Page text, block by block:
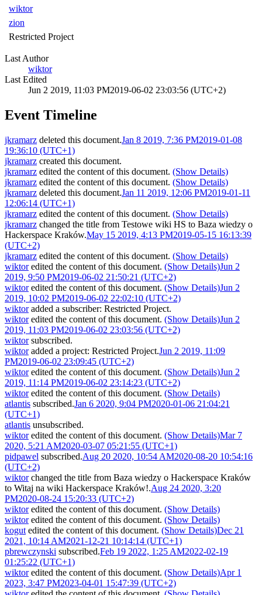
wiktor
zion
Restricted Project
Last Author
wiktor
Last Edited
Jun 2 2019, 11:03 PM2019-06-02 23:03:56 (UTC+2)
Event Timeline
jkramarz deleted this document.Jan 8 2019, 7:36 PM2019-01-08
19:36:10 (UTC+1)
jkramarz created this document.
jkramarz edited the content of this document. (Show Details)
jkramarz edited the content of this document. (Show Details)
jkramarz deleted this document.Jan 11 2019, 12:06 PM2019-01-11
12:06:14 (UTC+1)
jkramarz edited the content of this document. (Show Details)
jkramarz changed the title from Testowe wiki HS to Baza wiedzy o
Hackerspace Kraków.May 15 2019, 4:13 PM2019-05-15 16:13:39
(UTC+2)
jkramarz edited the content of this document. (Show Details)
wiktoredited the content of this document. (Show Details)Jun 2
2019, 9:50 PM2019-06-02 21:50:21 (UTC+2)
wiktoredited the content of this document. (Show Details)Jun 2
2019, 10:02 PM2019-06-02 22:02:10 (UTC+2)
wiktoradded a subscriber: Restricted Project.
wiktoredited the content of this document. (Show Details)Jun 2
2019, 11:03 PM2019-06-02 23:03:56 (UTC+2)
wiktorsubscribed.
wiktoradded a project: Restricted Project.Jun 2 2019, 11:09
PM2019-06-02 23:09:45 (UTC+2)
wiktoredited the content of this document. (Show Details)Jun 2
2019, 11:14 PM2019-06-02 23:14:23 (UTC+2)
wiktoredited the content of this document. (Show Details)
atlantis subscribed.Jan 6 2020, 9:04 PM2020-01-06 21:04:21
(UTC+1)
atlantis unsubscribed.
wiktoredited the content of this document. (Show Details)Mar 7
2020, 5:21 AM2020-03-07 05:21:55 (UTC+1)
pidpawel subscribed.Aug 20 2020, 10:54 AM2020-08-20 10:54:16
(UTC+2)
wiktorchanged the title from Baza wiedzy o Hackerspace Kraków
to Witaj na wiki Hackerspace Kraków!.Aug 24 2020, 3:20
PM2020-08-24 15:20:33 (UTC+2)
wiktoredited the content of this document. (Show Details)
wiktoredited the content of this document. (Show Details)
kogut edited the content of this document. (Show Details)Dec 21
2021, 10:14 AM2021-12-21 10:14:14 (UTC+1)
pbrewczynski subscribed.Feb 19 2022, 1:25 AM2022-02-19
01:25:22 (UTC+1)
wiktoredited the content of this document. (Show Details)Apr 1
2023, 3:47 PM2023-04-01 15:47:39 (UTC+2)